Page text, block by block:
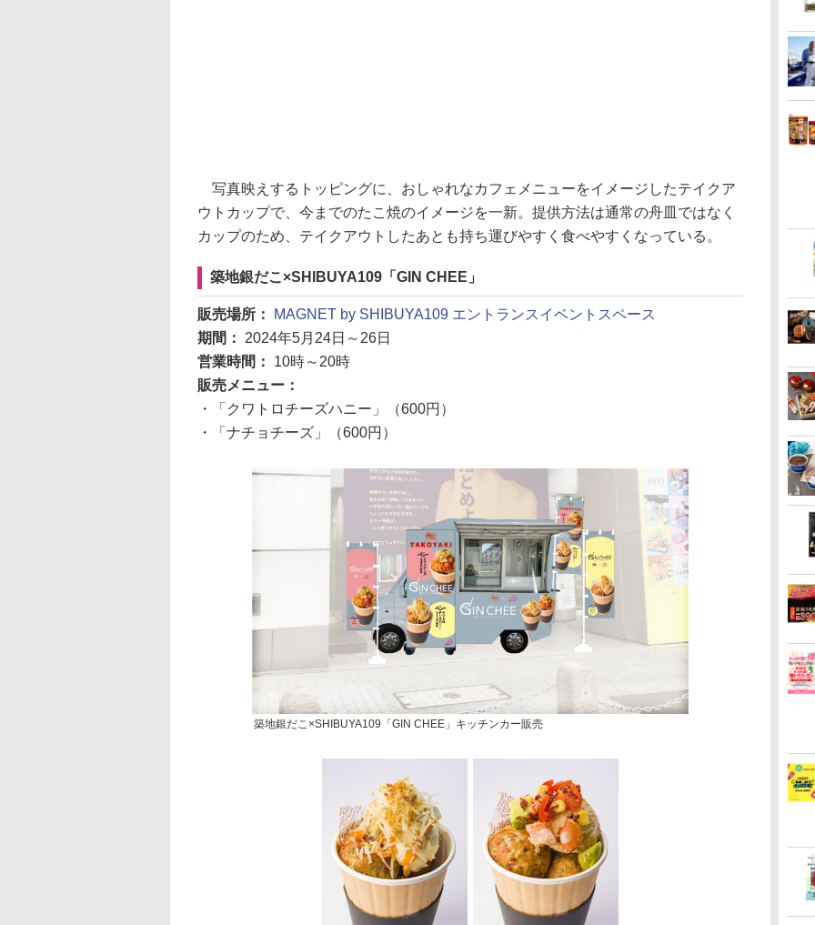
写真映えするトッピングに、おしゃれなカフェメニューをイメージしたテイクア
ウトカップで、今までのたこ焼のイメージを一新。提供方法は通常の舟皿ではなく
カップのため、テイクアウトしたあとも持ち運びやすく食べやすくなっている。
築地銀だこ×SHIBUYA109「GIN CHEE」
販売場所：
MAGNET by SHIBUYA109 エントランスイベントスペース
期間： 2024年5月24日～26日
営業時間： 10時～20時
販売メニュー：
・「クワトロチーズハニー」（600円）
・「ナチョチーズ」（600円）
築地銀だこ×SHIBUYA109「GIN CHEE」キッチンカー販売